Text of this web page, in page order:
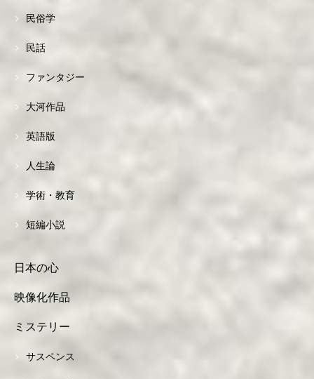
民俗学
民話
ファンタジー
大河作品
英語版
人生論
学術・教育
短編小説
日本の心
映像化作品
ミステリー
サスペンス